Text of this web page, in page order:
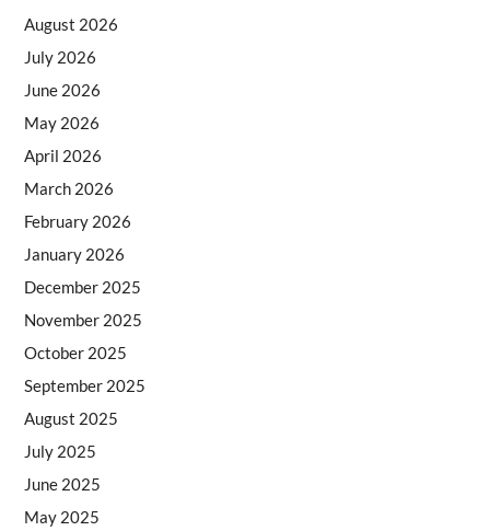
August 2026
July 2026
June 2026
May 2026
April 2026
March 2026
February 2026
January 2026
December 2025
November 2025
October 2025
September 2025
August 2025
July 2025
June 2025
May 2025